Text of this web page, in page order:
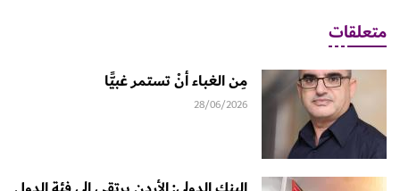
متعلقات
مِن الغباء أنْ تستمر غبيًّا
28/06/2026